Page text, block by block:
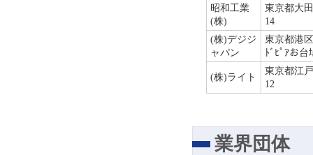
昭和工業
(株)
東京都大
14
(株)デジジ
ャパン
東京都港
ﾄﾞﾋﾟｱお台
(株)ライト
東京都江
12
業界団体